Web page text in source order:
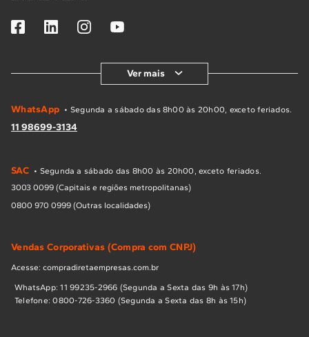
Ver mais
WhatsApp • Segunda a sábado das 8h00 às 20h00, exceto feriados.
11 98699-3134
SAC • Segunda a sábado das 8h00 às 20h00, exceto feriados.
3003 0099 (Capitais e regiões metropolitanas)
0800 970 0999 (Outras localidades)
Vendas Corporativas (Compra com CNPJ)
Acesse: compradiretaempresas.com.br
WhatsApp: 11 99235-2966 (Segunda a Sexta das 9h às 17h)
Telefone: 0800-726-3360 (Segunda a Sexta das 8h às 15h)